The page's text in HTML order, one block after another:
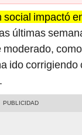
social impactó
últimas
ido